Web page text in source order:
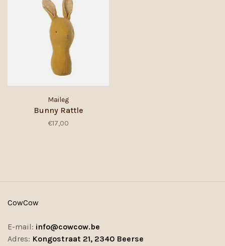
Maileg
Bunny Rattle
€17,00
CowCow
E-mail: info@cowcow.be
Adres: Kongostraat 21, 2340 Beerse